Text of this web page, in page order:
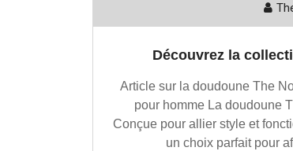
Découvrez la
Article sur la doudoune The
pour homme La doudoune
Conçue pour allier style et
un choix parfait pour